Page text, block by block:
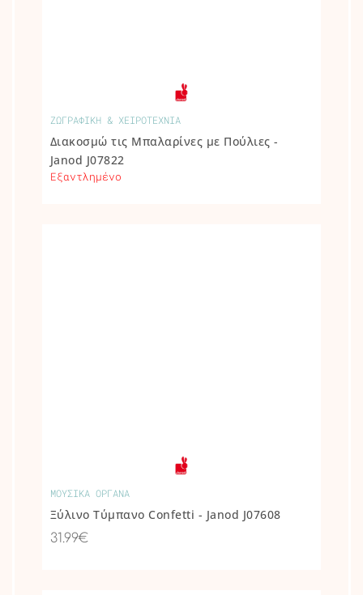
ΖΩΓΡΑΦΙΚΗ & ΧΕΙΡΟΤΕΧΝΙΑ
Διακοσμώ τις Μπαλαρίνες με Πούλιες -
Janod J07822
Εξαντλημένο
ΜΟΥΣΙΚΑ ΟΡΓΑΝΑ
Ξύλινο Τύμπανο Confetti - Janod J07608
31.99€